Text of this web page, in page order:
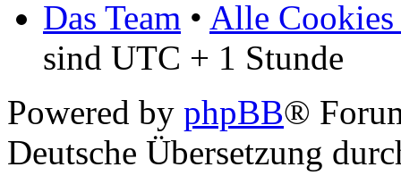
Das Team • Alle Cookies
sind UTC + 1 Stunde
Powered by phpBB®
Deutsche Übersetzung